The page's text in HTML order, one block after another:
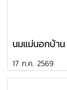
นมแม่นอกบ้าน
17 ก.ค. 2569